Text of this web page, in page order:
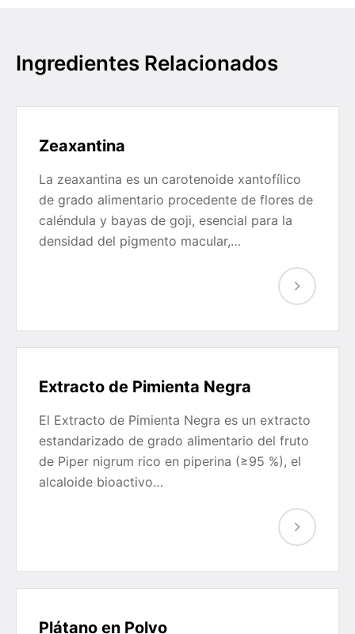
Ingredientes Relacionados
Zeaxantina
La zeaxantina es un carotenoide xantofílico
de grado alimentario procedente de flores de
caléndula y bayas de goji, esencial para la
densidad del pigmento macular,…
Extracto de Pimienta Negra
El Extracto de Pimienta Negra es un extracto
estandarizado de grado alimentario del fruto
de Piper nigrum rico en piperina (≥95 %), el
alcaloide bioactivo…
Plátano en Polvo